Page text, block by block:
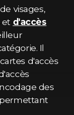
visages,
et d'accès
Il
d'accès
des